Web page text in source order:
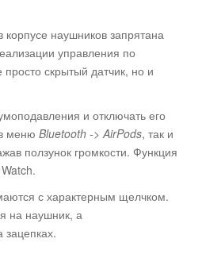
корпусе наушников запрятана
управления по
скрытый датчик, но и
и отключать его
меню Bluetooth -> AirPods, так и
ползунок громкости. Функция
с характерным щелчком.
на наушник, а
зацепках.